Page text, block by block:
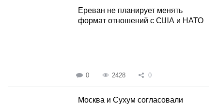
Ереван не планирует менять
формат отношений с США и НАТО
0 2428 0
Москва и Сухум согласовали